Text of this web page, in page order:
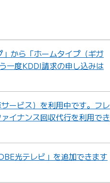
から「ホームタイプ（ギガ
一度KDDI請求の申し込みは
ービス）を利用中です。フレ
イナンス回収代行を利用でき
光テレビ」を追加できます